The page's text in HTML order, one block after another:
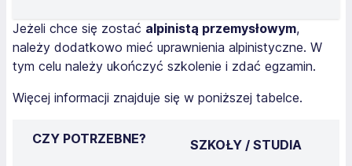
Jeżeli chce się zostać alpinistą przemysłowym,
należy dodatkowo mieć uprawnienia alpinistyczne. W
tym celu należy ukończyć szkolenie i zdać egzamin.
Więcej informacji znajduje się w poniższej tabelce.
CZY POTRZEBNE? SZKOŁY / STUDIA